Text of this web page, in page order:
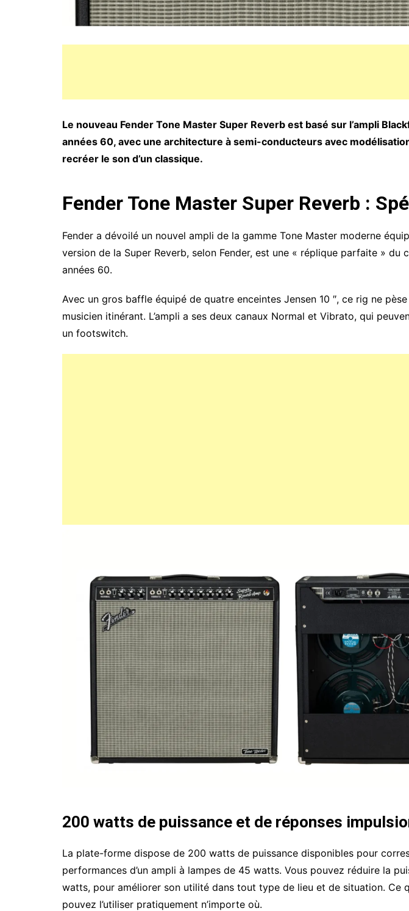
Le nouveau Fender Tone Master Super Reverb est basé sur l’ampli
années 60, avec une architecture à semi-conducteurs avec
recréer le son d’un classique.
Fender Tone Master Super Reverb :
Fender a dévoilé un nouvel ampli de la gamme Tone Master moderne
version de la Super Reverb, selon Fender, est une « réplique parfaite » du
années 60.
Avec un gros baffle équipé de quatre enceintes Jensen 10 ″, ce rig ne
musicien itinérant. L’ampli a ses deux canaux Normal et Vibrato, qui
un footswitch.
200 watts de puissance et de réponses
La plate-forme dispose de 200 watts de puissance disponibles pour
performances d’un ampli à lampes de 45 watts. Vous pouvez réduire la
watts, pour améliorer son utilité dans tout type de lieu et de situation. Ce
pouvez l’utiliser pratiquement n’importe où.